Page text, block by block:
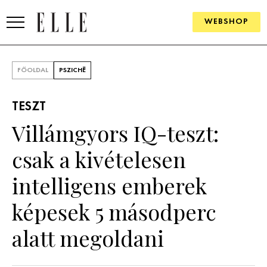
WEBSHOP
SZÉPSÉG
PSZICHÉ
ÉLETMÓD
FŐOLDAL PSZICHÉ
TESZT
Villámgyors IQ-teszt:
csak a kivételesen
intelligens emberek
képesek 5 másodperc
alatt megoldani